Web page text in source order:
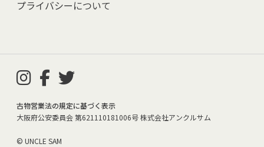
プライバシーについて
古物営業法の規定に基づく表示
大阪府公安委員会 第621110181006号 株式会社アンクルサム
© UNCLE SAM